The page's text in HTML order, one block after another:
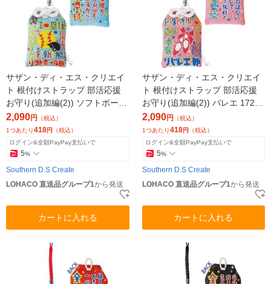
サザン・ディ・エス・クリエイ
ト 根付けストラップ 部活応援
お守り(追加編(2)) ソフトボール
17202 1セット(5個)（直送品）
2,090円 （税込）
1つあたり418円 （税込）
ログイン&全額PayPay支払いで
5%
Southern D.S Create
LOHACO 直送品グループ1から発送
カートに入れる
サザン・ディ・エス・クリエイ
ト 根付けストラップ 部活応援
お守り(追加編(2)) バレエ 17204
1セット(5個)（直送品）
2,090円 （税込）
1つあたり418円 （税込）
ログイン&全額PayPay支払いで
5%
Southern D.S Create
LOHACO 直送品グループ1から発送
カートに入れる